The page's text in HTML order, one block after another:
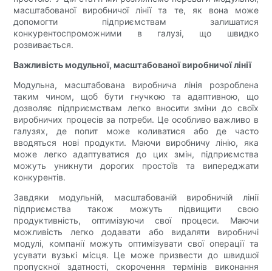
масштабованої виробничої лінії та те, як вона може
допомогти підприємствам залишатися
конкурентоспроможними в галузі, що швидко
розвивається.
Важливість модульної, масштабованої виробничої лінії
Модульна, масштабована виробнича лінія розроблена
таким чином, щоб бути гнучкою та адаптивною, що
дозволяє підприємствам легко вносити зміни до своїх
виробничих процесів за потреби. Це особливо важливо в
галузях, де попит може коливатися або де часто
вводяться нові продукти. Маючи виробничу лінію, яка
може легко адаптуватися до цих змін, підприємства
можуть уникнути дорогих простоїв та випереджати
конкурентів.
Завдяки модульній, масштабованій виробничій лінії
підприємства також можуть підвищити свою
продуктивність, оптимізуючи свої процеси. Маючи
можливість легко додавати або видаляти виробничі
модулі, компанії можуть оптимізувати свої операції та
усувати вузькі місця. Це може призвести до швидшої
пропускної здатності, скорочення термінів виконання